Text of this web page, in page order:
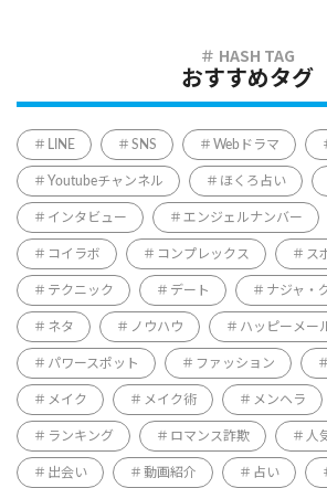
おすすめタグ
LINE SNS Webドラマ
Youtubeチャンネル ほくろ占い
インタビュー エンジェルナンバー
コイラボ コンプレックス ス
テクニック デート ナジャ・
ネタ ノウハウ ハッピーメー
パワースポット ファッション
メイク メイク術 メンヘラ
ランキング ロマンス詐欺 人
出会い 動画紹介 占い